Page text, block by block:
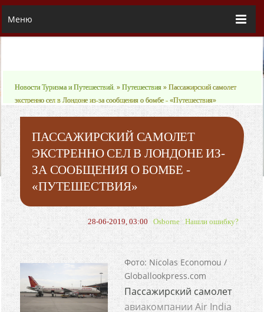
Меню
Новости Туризма и Путешествий. »Путешествия » Пассажирский самолет
экстренно сел в Лондоне из-за сообщения о бомбе - «Путешествия»
ПАССАЖИРСКИЙ САМОЛЕТ
ЭКСТРЕННО СЕЛ В ЛОНДОНЕ ИЗ-
ЗА СООБЩЕНИЯ О БОМБЕ -
«ПУТЕШЕСТВИЯ»
28-06-2019, 03:00 Osborne Нашли ошибку?
Фото: Nicolas Economou /
Globallookpress.com
Пассажирский самолет
авиакомпании Air India